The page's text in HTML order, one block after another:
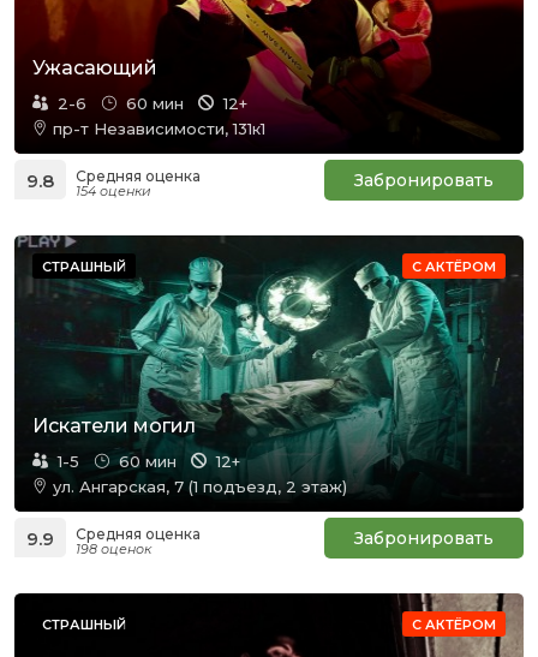
Ужасающий
2-6 60 мин
12+
пр-т Независимости, 131к1
9.8 Средняя оценка
154 оценки Забронировать
С АКТЁРОМ
СТРАШНЫЙ
Искатели могил
1-5 60 мин
12+
ул. Ангарская, 7 (1 подъезд, 2 этаж)
9.9 Средняя оценка
198 оценок Забронировать
С АКТЁРОМ
СТРАШНЫЙ